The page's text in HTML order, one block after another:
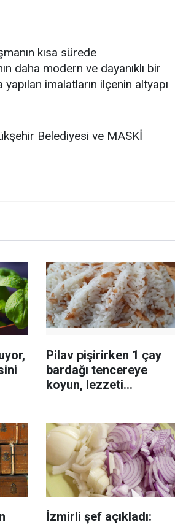
kısa sürede
daha modern ve dayanıklı bir
imalatların ilçenin altyapı
Belediyesi ve MASKİ
Pilav pişirirken 1 çay
bardağı tencereye
koyun, lezzeti
İzmirli şef açıkladı: